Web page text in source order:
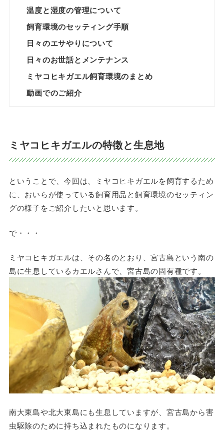
温度と湿度の管理について
飼育環境のセッティング手順
日々のエサやりについて
日々のお世話とメンテナンス
ミヤコヒキガエル飼育環境のまとめ
動画でのご紹介
ミヤコヒキガエルの特徴と生息地
ということで、今回は、ミヤコヒキガエルを飼育するため
に、おいらが使っている飼育用品と飼育環境のセッティン
グの様子をご紹介したいと思います。
で・・・
ミヤコヒキガエルは、その名のとおり、宮古島という南の
島に生息しているカエルさんで、宮古島の固有種です。
南大東島や北大東島にも生息していますが、宮古島から害
虫駆除のために持ち込まれたものになります。